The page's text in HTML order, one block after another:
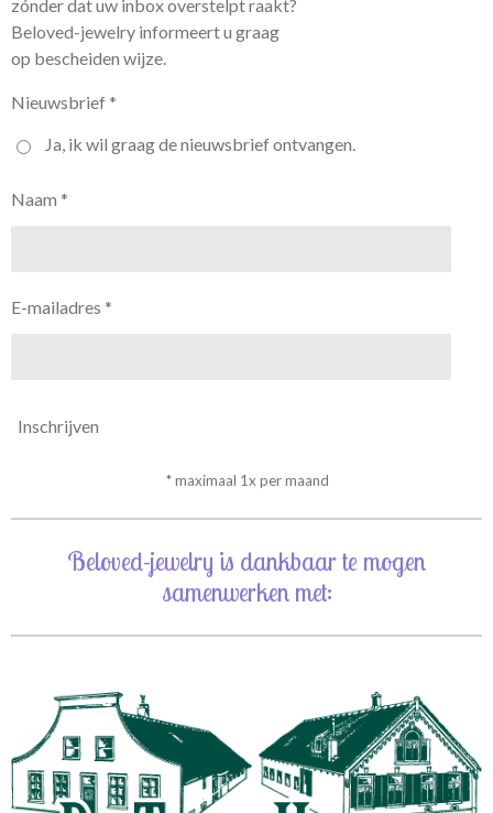
zónder dat uw inbox overstelpt raakt?
Beloved-jewelry informeert u graag
op bescheiden wijze.
Nieuwsbrief *
Ja, ik wil graag de nieuwsbrief ontvangen.
Naam *
E-mailadres *
Inschrijven
* maximaal 1x per maand
Beloved-jewelry is dankbaar te mogen
samenwerken met: